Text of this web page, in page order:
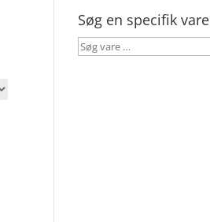
Søg en specifik vare
Søg